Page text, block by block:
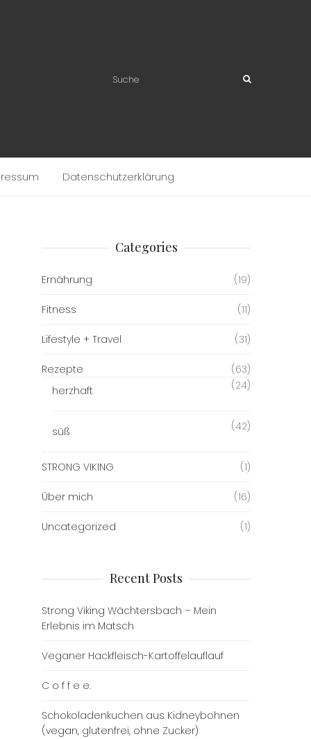
Datenschutzerklärung
Categories
Ernährung (19)
Fitness (11)
Lifestyle + Travel (31)
Rezepte
(63)
herzhaft
(24)
süß (42)
STRONG VIKING (1)
Über mich (16)
Uncategorized (1)
Recent Posts
Strong Viking Wächtersbach – Mein
Erlebnis im Matsch
Veganer Hackfleisch-Kartoffelauflauf
C o f f e e.
Schokoladenkuchen aus Kidneybohnen
(vegan, glutenfrei, ohne Zucker)